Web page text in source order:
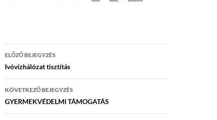
Bejegyzés
navigáció
ELŐZŐ BEJEGYZÉS
Ivóvízhálózat tisztítás
KÖVETKEZŐ BEJEGYZÉS
GYERMEKVÉDELMI TÁMOGATÁS